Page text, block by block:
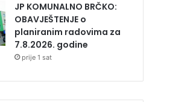
JP KOMUNALNO BRČKO:
OBAVJEŠTENJE o
planiranim radovima za
7.8.2026. godine
prije 1 sat